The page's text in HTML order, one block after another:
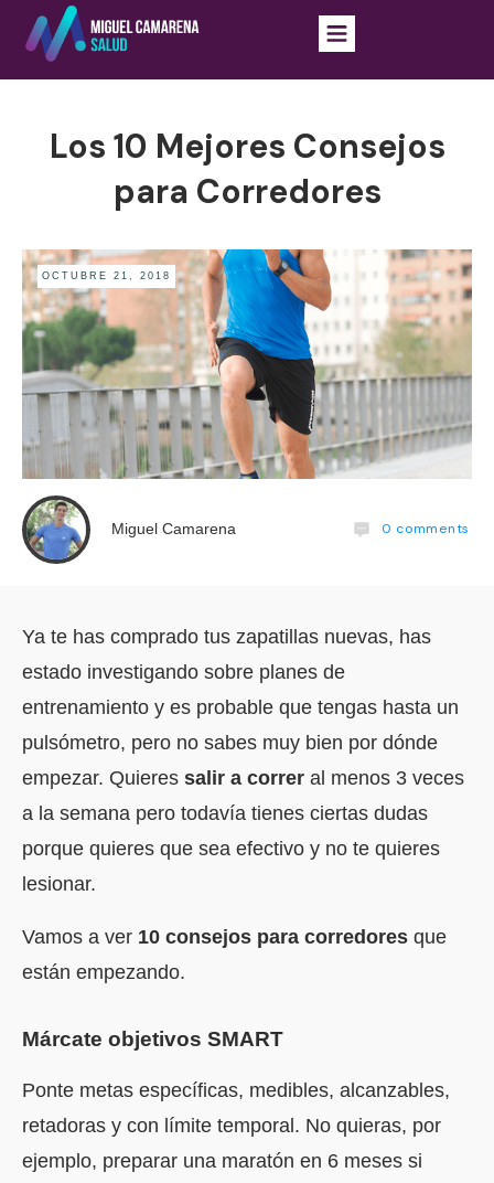
Los 10 Mejores Consejos
para Corredores
OCTUBRE 21, 2018
Miguel Camarena 0 comments
Ya te has comprado tus zapatillas nuevas, has
estado investigando sobre planes de
entrenamiento y es probable que tengas hasta un
pulsómetro, pero no sabes muy bien por dónde
empezar. Quieres salir a correr al menos 3 veces
a la semana pero todavía tienes ciertas dudas
porque quieres que sea efectivo y no te quieres
lesionar.
Vamos a ver 10 consejos para corredores que
están empezando.
Márcate objetivos SMART
Ponte metas específicas, medibles, alcanzables,
retadoras y con límite temporal. No quieras, por
ejemplo, preparar una maratón en 6 meses si